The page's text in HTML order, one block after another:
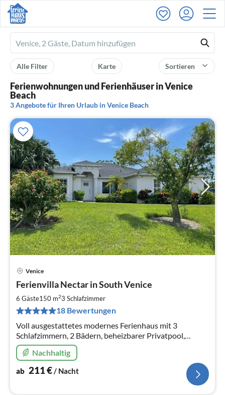
Ferienhausmiete
logo
Sortieren
Karte
Alle Filter
Ferienwohnungen und Ferienhäuser in Venice
Beach
3 Angebote für Ihren Urlaub in Venice Beach
Venice
Ferienvilla Nectar in South Venice
6 Gäste150 m23 Schlafzimmer
18 Bewertungen
Voll ausgestattetes modernes Ferienhaus mit 3
Schlafzimmern, 2 Bädern, beheizbarer Privatpool,
Highspeed Wifi, Strandnähe
Nachhaltig
ab 211€/ Nacht